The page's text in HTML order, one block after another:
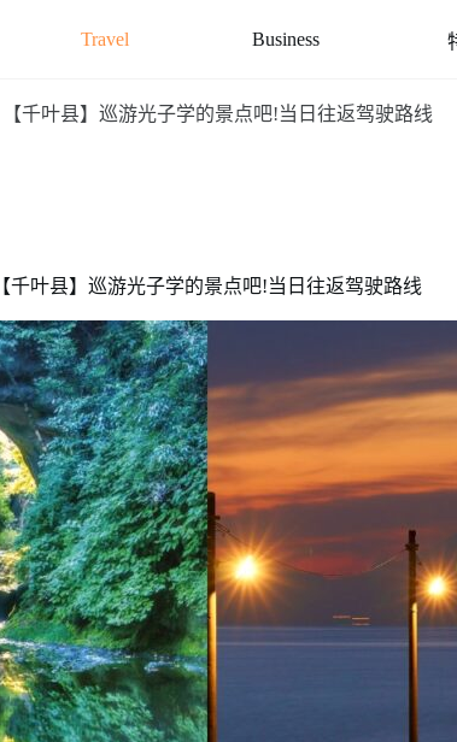
Travel Business
【千叶县】巡游光子学的景点吧!当日往返驾驶路线
【千叶县】巡游光子学的景点吧!当日往返驾驶路线